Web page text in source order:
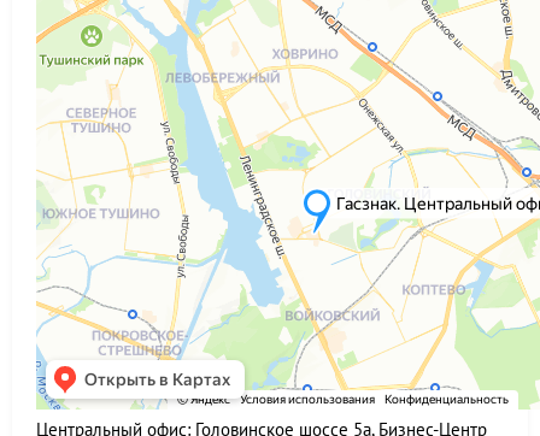
Центральный офис: Головинское шоссе 5а, Бизнес-Центр